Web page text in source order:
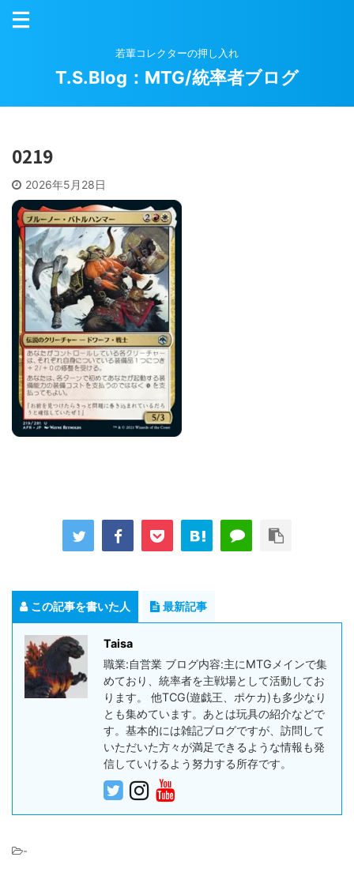
若輩コレクターの押し入れ
T.S.Blog：MTG/統率者ブログ
0219
2026年5月28日
この記事を書いた人 最新記事
Taisa
職業:自営業 ブログ内容:主にMTGメインで集
めており、統率者を主戦場として活動してお
ります。 他TCG(遊戯王、ポケカ)も多少なり
とも集めています。あとは玩具の紹介などで
す。基本的には雑記ブログですが、訪問して
いただいた方々が満足できるような情報も発
信していけるよう努力する所存です。
-